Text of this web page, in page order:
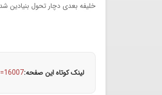
خلیفه بعدی دچار تحول بنیادین
لینک کوتاه این صفحه: